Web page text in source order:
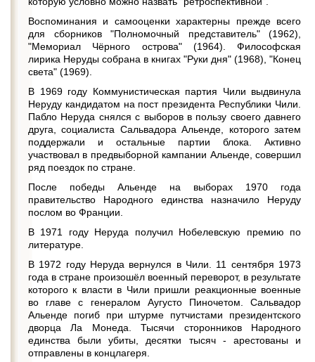
Воспоминания и самооценки характерны прежде всего
для сборников "Полномочный представитель" (1962),
"Мемориал Чёрного острова" (1964). Философская
лирика Неруды собрана в книгах "Руки дня" (1968), "Конец
света" (1969).
В 1969 году Коммунистическая партия Чили выдвинула
Неруду кандидатом на пост президента Республики Чили.
Пабло Неруда снялся с выборов в пользу своего давнего
друга, социалиста Сальвадора Альенде, которого затем
поддержали и остальные партии блока. Активно
участвовал в предвыборной кампании Альенде, совершил
ряд поездок по стране.
После победы Альенде на выборах 1970 года
правительство Народного единства назначило Неруду
послом во Франции.
В 1971 году Неруда получил Нобелевскую премию по
литературе.
В 1972 году Неруда вернулся в Чили. 11 сентября 1973
года в стране произошёл военный переворот, в результате
которого к власти в Чили пришли реакционные военные
во главе с генералом Аугусто Пиночетом. Сальвадор
Альенде погиб при штурме путчистами президентского
дворца Ла Монеда. Тысячи сторонников Народного
единства были убиты, десятки тысяч - арестованы и
отправлены в концлагеря.